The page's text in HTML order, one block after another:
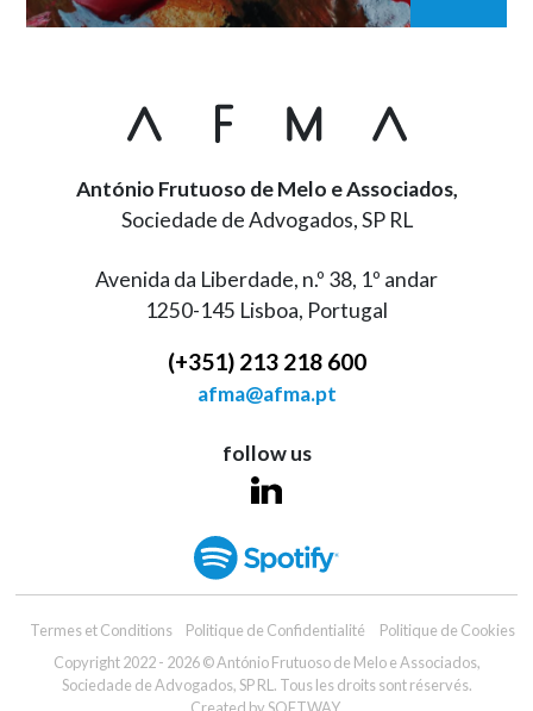
António Frutuoso de Melo e Associados,
Sociedade de Advogados, SP RL
Avenida da Liberdade, n.º 38, 1º andar
1250-145 Lisboa, Portugal
(+351) 213 218 600
afma@afma.pt
follow us
Termes et Conditions Politique de Confidentialité
Politique de Cookies
Copyright 2022 - 2026 © António Frutuoso de Melo e Associados,
Sociedade de Advogados, SP RL. Tous les droits sont réservés.
Created by SOFTWAY.